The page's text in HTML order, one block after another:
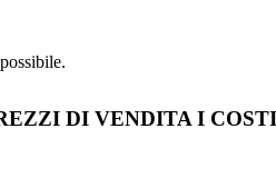
DI VENDITA I